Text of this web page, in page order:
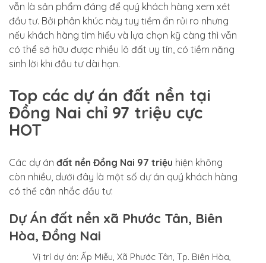
vẫn là sản phẩm đáng để quý khách hàng xem xét
đầu tư. Bởi phân khúc này tuy tiềm ẩn rủi ro nhưng
nếu khách hàng tìm hiểu và lựa chọn kỹ càng thì vẫn
có thể sở hữu được nhiều lô đất uy tín, có tiềm năng
sinh lời khi đầu tư dài hạn.
Top các dự án đất nền tại
Đồng Nai chỉ 97 triệu cực
HOT
Các dự án đất nền Đồng Nai 97 triệu hiện không
còn nhiều, dưới đây là một số dự án quý khách hàng
có thể cân nhắc đầu tư:
Dự Án đất nền xã Phước Tân, Biên
Hòa, Đồng Nai
Vị trí dự án: Ấp Miễu, Xã Phước Tân, Tp. Biên Hòa,